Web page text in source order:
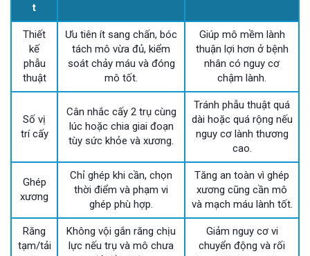
t
Thiết
kế
phẫu
thuật
Ưu tiên ít sang chấn, bóc
tách mô vừa đủ, kiểm
soát chảy máu và đóng
mô tốt.
Giúp mô mềm lành
thuận lợi hơn ở bệnh
nhân có nguy cơ
chậm lành.
Số vị
trí cấy
Cân nhắc cấy 2 trụ cùng
lúc hoặc chia giai đoạn
tùy sức khỏe và xương.
Tránh phẫu thuật quá
dài hoặc quá rộng nếu
nguy cơ lành thương
cao.
Ghép
xương
Chỉ ghép khi cần, chọn
thời điểm và phạm vi
ghép phù hợp.
Tăng an toàn vì ghép
xương cũng cần mô
và mạch máu lành tốt.
Răng
tạm/tải
Không vội gắn răng chịu
lực nếu trụ và mô chưa
Giảm nguy cơ vi
chuyển động và rối